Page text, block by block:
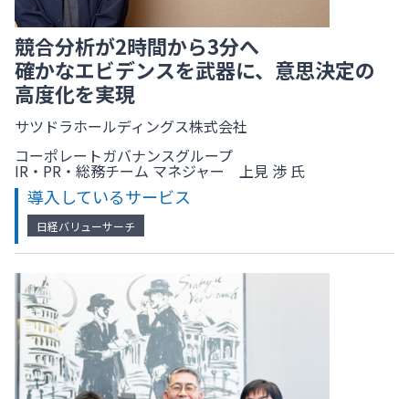
競合分析が2時間から3分へ
確かなエビデンスを武器に、意思決定の
高度化を実現
サツドラホールディングス株式会社
コーポレートガバナンスグループ
IR・PR・総務チーム マネジャー 上見 渉 氏
導入しているサービス
日経バリューサーチ